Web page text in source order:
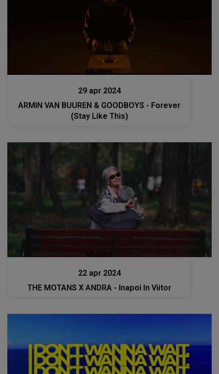
Muzica
29 apr 2024
ARMIN VAN BUUREN & GOODBOYS - Forever
(Stay Like This)
Muzica
22 apr 2024
THE MOTANS X ANDRA - Inapoi In Viitor